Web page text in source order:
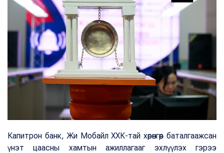
Капитрон банк, Жи Мобайл ХХК-тай хөрөнгөөр баталгаажсан
үнэт цаасны хамтын ажиллагааг эхлүүлэх гэрээ